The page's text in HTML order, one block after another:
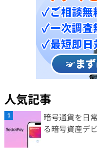
人気記事
暗号通貨を日
る暗号資産デ